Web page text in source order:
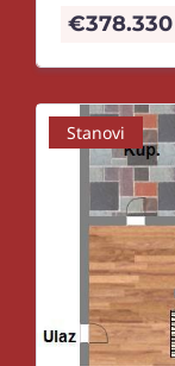
€378.330
Stanovi